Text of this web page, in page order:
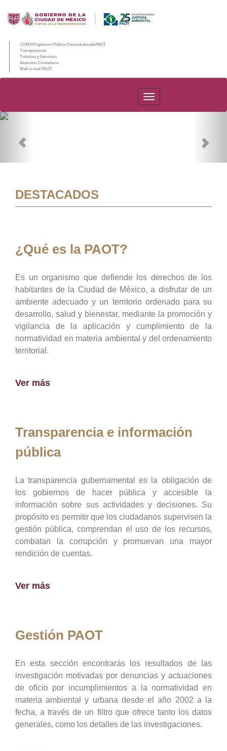
CDMX/Organismo Público Descentralizado/PAOT
Transparencia
Trámites y Servicios
Atención Ciudadana
Web e-mail PAOT
PAOT
DESTACADOS
¿Qué es la PAOT?
Es un organismo que defiende los derechos de los
habitantes de la Ciudad de México, a disfrutar de un
ambiente adecuado y un territorio ordenado para su
desarrollo, salud y bienestar, mediante la promoción y
vigilancia de la aplicación y cumplimiento de la
normatividad en materia ambiental y del ordenamiento
territorial.
Ver más
Transparencia e información
pública
La transparencia gubernamental es la obligación de
los gobiernos de hacer pública y accesible la
información sobre sus actividades y decisiones. Su
propósito es permitir que los ciudadanos supervisen la
gestión pública, comprendan el uso de los recursos,
combatan la corrupción y promuevan una mayor
rendición de cuentas.
Ver más
Gestión PAOT
En esta sección encontrarás los resultados de las
investigación motivadas por denuncias y actuaciones
de oficio por incumplimientos a la normatividad en
materia ambiental y urbana desde el año 2002 a la
fecha, a través de un filtro que ofrece tanto los datos
generales, como los detalles de las investigaciones.